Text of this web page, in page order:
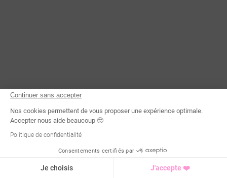
Continuer sans accepter
Nos cookies permettent de vous proposer une expérience optimale.
Accepter nous aide beaucoup 🥹
Politique de confidentialité
Consentements certifiés par
Je choisis J'accepte ❤️